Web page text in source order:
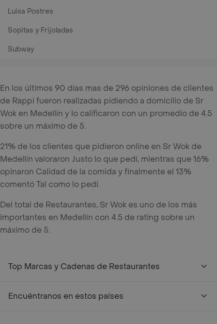
Luisa Postres
Sopitas y Frijoladas
Subway
En los últimos 90 días mas de 296 opiniones de clientes
de Rappi fueron realizadas pidiendo a domicilio de Sr
Wok en Medellín y lo calificaron con un promedio de 4.5
sobre un máximo de 5.
21% de los clientes que pidieron online en Sr Wok de
Medellín valoraron Justo lo que pedí, mientras que 16%
opinaron Calidad de la comida y finalmente el 13%
comentó Tal como lo pedí.
Del total de Restaurantes, Sr Wok es uno de los más
importantes en Medellín con 4.5 de rating sobre un
máximo de 5.
Top Marcas y Cadenas de Restaurantes
Encuéntranos en estos países